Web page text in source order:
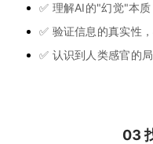
✅ 理解AI的"幻觉"本
✅ 验证信息的真实性
✅ 认识到人类感官的
03